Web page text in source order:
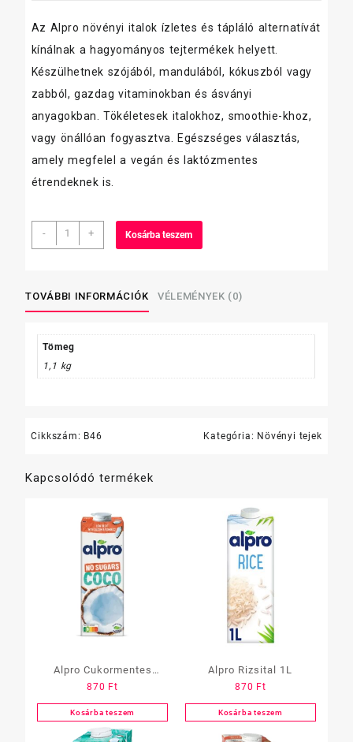
Az Alpro növényi italok ízletes és tápláló alternatívát
kínálnak a hagyományos tejtermékek helyett.
Készülhetnek szójából, mandulából, kókuszból vagy
zabból, gazdag vitaminokban és ásványi
anyagokban. Tökéletesek italokhoz, smoothie-khoz,
vagy önállóan fogyasztva. Egészséges választás,
amely megfelel a vegán és laktózmentes
étrendeknek is.
-
Alrpo
Mandulaital
+ Kosárba teszem
TOVÁBBI INFORMÁCIÓK VÉLEMÉNYEK (0)
Tömeg
1,1 kg
Cikkszám: B46 Kategória: Növényi tejek
Kapcsolódó termékek
Alpro Cukormentes
Kókuszital
870 Ft
Kosárba teszem
Alpro Rizsital 1L
870 Ft
Kosárba teszem